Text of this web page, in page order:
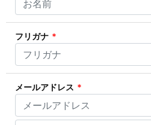
フリガナ *
メールアドレス *